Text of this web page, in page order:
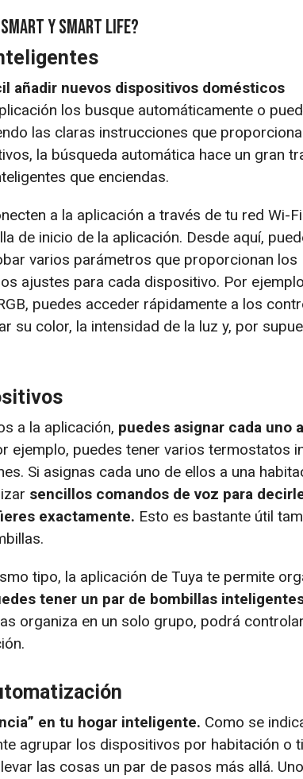
y Smart Life?
añadir nuevos dispositivos domésticos
los busque automáticamente o
las claras instrucciones que
la búsqueda automática hace un gran
que enciendas.
a la aplicación a través de tu red Wi-Fi
de inicio de la aplicación. Desde aquí,
varios parámetros que proporcionan los
ajustes para cada dispositivo. Por
puedes acceder rápidamente a los
su color, la intensidad de la luz y, por
a la aplicación, puedes asignar cada uno
ejemplo, puedes tener varios termostatos
Si asignas cada uno de ellos a una
sencillos comandos de voz para
exactamente. Esto es bastante útil
tipo, la aplicación de Tuya te permite
tener un par de bombillas
organiza en un solo grupo, podrá
en tu hogar inteligente. Como se
agrupar los dispositivos por habitación o
las cosas un par de pasos más allá.